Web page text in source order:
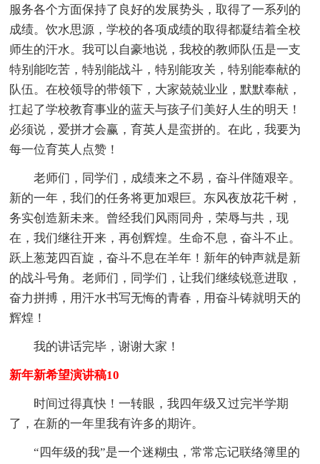
服务各个方面保持了良好的发展势头，取得了一系列的
成绩。饮水思源，学校的各项成绩的取得都凝结着全校
师生的汗水。我可以自豪地说，我校的教师队伍是一支
特别能吃苦，特别能战斗，特别能攻关，特别能奉献的
队伍。在校领导的带领下，大家兢兢业业，默默奉献，
扛起了学校教育事业的蓝天与孩子们美好人生的明天！
必须说，爱拼才会赢，育英人是蛮拼的。在此，我要为
每一位育英人点赞！
老师们，同学们，成绩来之不易，奋斗伴随艰辛。
新的一年，我们的任务将更加艰巨。东风夜放花千树，
务实创造新未来。曾经我们风雨同舟，荣辱与共，现
在，我们继往开来，再创辉煌。生命不息，奋斗不止。
跃上葱茏四百旋，奋斗不息在羊年！新年的钟声就是新
的战斗号角。老师们，同学们，让我们继续锐意进取，
奋力拼搏，用汗水书写无悔的青春，用奋斗铸就明天的
辉煌！
我的讲话完毕，谢谢大家！
新年新希望演讲稿10
时间过得真快！一转眼，我四年级又过完半学期
了，在新的一年里我有许多的期许。
“四年级的我”是一个迷糊虫，常常忘记联络簿里的